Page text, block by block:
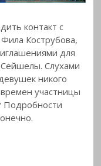
контакт с
Кострубова,
для
Слухами
никого
участницы
Подробности